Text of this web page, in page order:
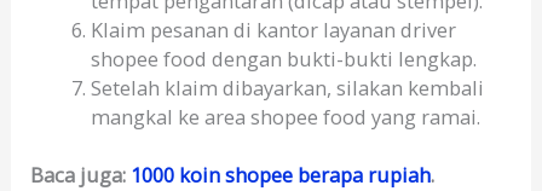
Klaim pesanan di kantor layanan driver
shopee food dengan bukti-bukti lengkap.
Setelah klaim dibayarkan, silakan kembali
mangkal ke area shopee food yang ramai.
Baca juga: 1000 koin shopee berapa rupiah.